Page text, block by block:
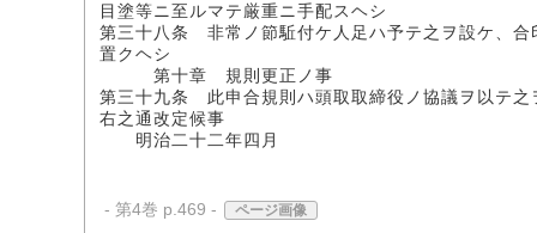
目塗等ニ至ルマテ厳重ニ手配スヘシ
第三十八条 非常ノ節駈付ケ人足ハ予テ之ヲ設ケ、合
置クヘシ
第十章 規則更正ノ事
第三十九条 此申合規則ハ頭取取締役ノ協議ヲ以テ之
右之通改定候事
明治二十二年四月
- 第4巻 p.469 - ページ画像